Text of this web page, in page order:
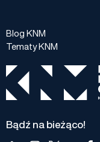
Blog KNM
Tematy KNM
Bądź na bieżąco!